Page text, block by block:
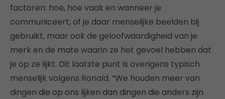
factoren: hoe, hoe vaak en wanneer je
communiceert, of je daar menselijke beelden bij
gebruikt, maar ook de geloofwaardigheid van je
merk en de mate waarin ze het gevoel hebben dat
je op ze lijkt. Dit laatste punt is overigens typisch
menselijk volgens Ronald. “We houden meer van
dingen die op ons lijken dan dingen die anders zijn